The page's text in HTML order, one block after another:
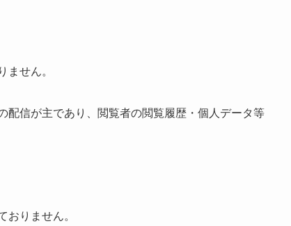
ません。
配信が主であり、閲覧者の閲覧履歴・個人データ等
おりません。